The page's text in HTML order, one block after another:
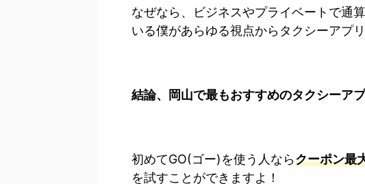
なぜなら、ビジネスやプライベートで通
いる僕があらゆる視点からタクシーアプ
結論、岡山で最もおすすめのタクシーア
初めてGO(ゴー)を使う人ならクーポン最
を試すことができますよ！